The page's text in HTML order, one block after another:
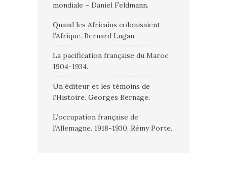
mondiale – Daniel Feldmann.
Quand les Africains colonisaient
l’Afrique. Bernard Lugan.
La pacification française du Maroc
1904-1934.
Un éditeur et les témoins de
l’Histoire. Georges Bernage.
L’occupation française de
l’Allemagne. 1918-1930. Rémy Porte.